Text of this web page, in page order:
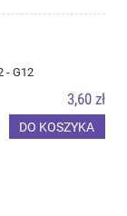
- G12
3,60 zł
DO KOSZYKA